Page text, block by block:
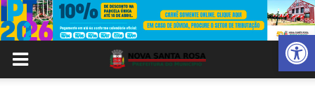
Abrir